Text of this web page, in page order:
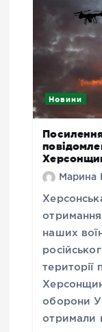
Новини
Марина
отримання
наших
території
оборони
отримали